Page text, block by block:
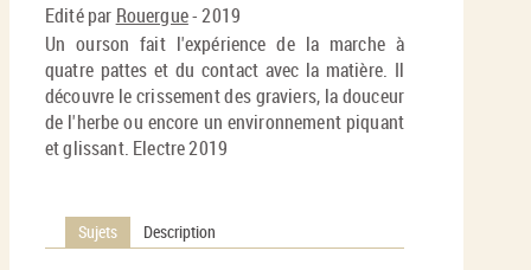
Edité par Rouergue- 2019
Un ourson fait l'expérience de la marche à
quatre pattes et du contact avec la matière. Il
découvre le crissement des graviers, la douceur
de l'herbe ou encore un environnement piquant
et glissant. Electre 2019
Sujets Description